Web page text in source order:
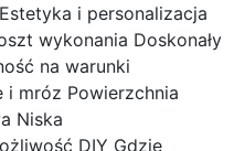
i personalizacja
wykonania Doskonały
na warunki
i mróz Powierzchnia
Niska
DIY Gdzie